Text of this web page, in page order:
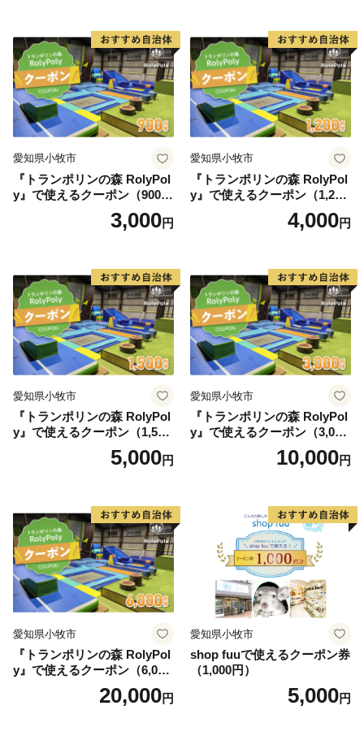
愛知県小牧市
『トランポリンの森 RolyPol
y』で使えるクーポン（900
3,000円
愛知県小牧市
『トランポリンの森 RolyPol
y』で使えるクーポン（1,200
4,000円
愛知県小牧市
『トランポリンの森 RolyPol
y』で使えるクーポン（1,500
5,000円
愛知県小牧市
『トランポリンの森 RolyPol
y』で使えるクーポン（3,000
10,000円
愛知県小牧市
『トランポリンの森 RolyPol
y』で使えるクーポン（6,000
20,000円
愛知県小牧市
shop fuuで使えるクーポン券
（1,000円）
5,000円